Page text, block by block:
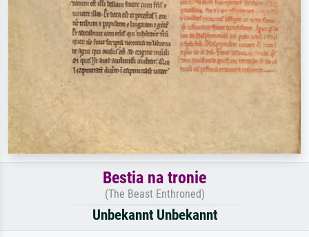
Bestia na tronie
(The Beast Enthroned)
Unbekannt Unbekannt